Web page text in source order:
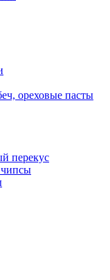
ореховые пасты
перекус